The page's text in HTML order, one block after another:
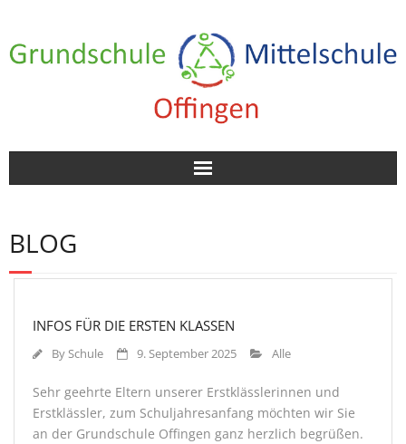
Aktuelles
Beratung
Externe Partner
BLOG
INFOS FÜR DIE ERSTEN KLASSEN
BySchule 9. September 2025 Alle
Sehr geehrte Eltern unserer Erstklässlerinnen und
Erstklässler, zum Schuljahresanfang möchten wir Sie
an der Grundschule Offingen ganz herzlich begrüßen.